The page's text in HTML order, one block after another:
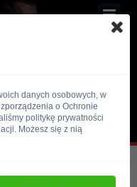
danych osobowych, w
o Ochronie
politykę prywatności
Możesz się z nią